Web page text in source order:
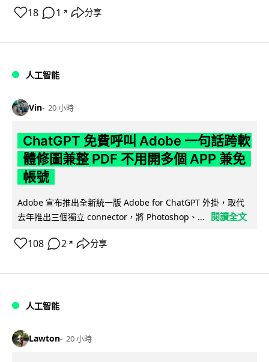
18 1 ↗ 分享
人工智能
Vin 20 小時
ChatGPT 免費呼叫 Adobe 一句話跨軟
體修圖兼整 PDF 不用開多個 APP 兼免
帳號
Adobe 宣布推出全新統一版 Adobe for ChatGPT 外掛，取代
去年推出三個獨立 connector，將 Photoshop、...
閱讀全文
108 2 ↗ 分享
人工智能
Lawton 20 小時